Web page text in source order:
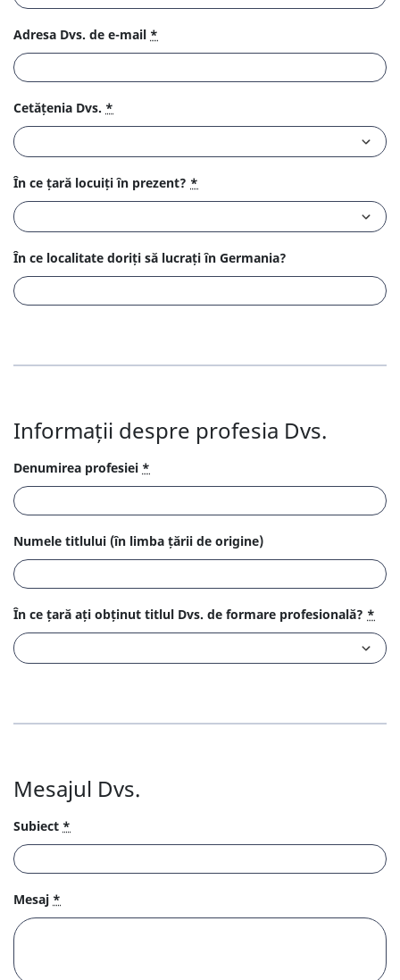
Adresa Dvs. de e-mail *
Cetățenia Dvs. *
În ce țară locuiți în prezent? *
În ce localitate doriți să lucrați în Germania?
Informații despre profesia Dvs.
Denumirea profesiei *
Numele titlului (în limba țării de origine)
În ce țară ați obținut titlul Dvs. de formare profesională? *
Mesajul Dvs.
Subiect *
Mesaj *